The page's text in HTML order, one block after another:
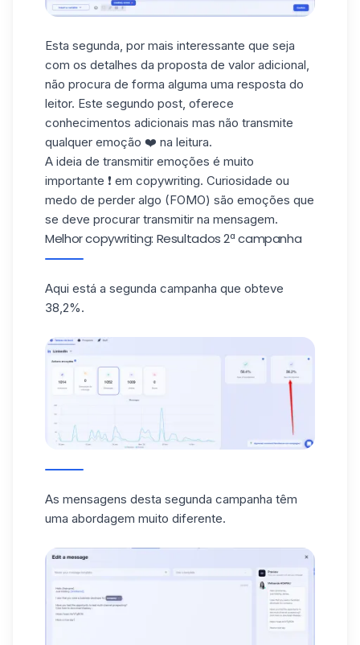
Esta segunda, por mais interessante que seja
com os detalhes da proposta de valor adicional,
não procura de forma alguma uma resposta do
leitor. Este segundo post, oferece
conhecimentos adicionais mas não transmite
qualquer emoção ❤️ na leitura.
A ideia de transmitir emoções é muito
importante ❗ em copywriting. Curiosidade ou
medo de perder algo (FOMO) são emoções que
se deve procurar transmitir na mensagem.
Melhor copywriting: Resultados 2ª campanha
Aqui está a segunda campanha que obteve
38,2%.
As mensagens desta segunda campanha têm
uma abordagem muito diferente.